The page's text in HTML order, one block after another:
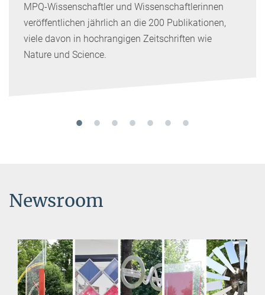
MPQ-Wissenschaftler und Wissenschaftlerinnen
veröffentlichen jährlich an die 200 Publikationen,
viele davon in hochrangigen Zeitschriften wie
Nature und Science.
Newsroom